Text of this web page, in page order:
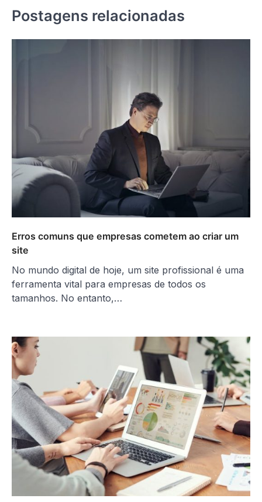
Postagens relacionadas
Erros comuns que empresas cometem ao criar um
site
No mundo digital de hoje, um site profissional é uma
ferramenta vital para empresas de todos os
tamanhos. No entanto,…